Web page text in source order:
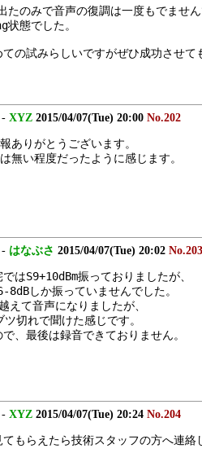
のみで音声の復調は一度もでません
状態でした。
の試みらしいですがぜひ成功させて
XYZ 2015/04/07(Tue) 20:00 No.202
ありがとうございます。
無い程度だったように感じます。
はなぶさ 2015/04/07(Tue) 20:02 No.203
はS9+10dBm振っておりましたが、
8dBしか振っていませんでした。
えて音声になりましたが、
切れで聞けた感じです。
、最後は録音できておりません。
XYZ 2015/04/07(Tue) 20:24 No.204
もらえたら技術スタッフの方へ連絡